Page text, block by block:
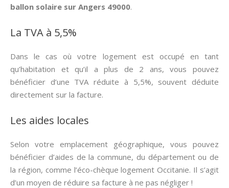
ballon solaire sur Angers 49000.
La TVA à 5,5%
Dans le cas où votre logement est occupé en tant
qu’habitation et qu’il a plus de 2 ans, vous pouvez
bénéficier d’une TVA réduite à 5,5%, souvent déduite
directement sur la facture.
Les aides locales
Selon votre emplacement géographique, vous pouvez
bénéficier d’aides de la commune, du département ou de
la région, comme l’éco-chèque logement Occitanie. Il s’agit
d’un moyen de réduire sa facture à ne pas négliger !